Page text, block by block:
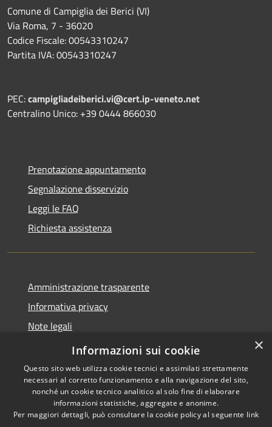
Comune di Campiglia dei Berici (VI)
Via Roma, 7 - 36020
Codice Fiscale: 00543310247
Partita IVA: 00543310247
PEC:campigliadeiberici.vi@cert.ip-veneto.net
Centralino Unico: +39 0444 866030
Prenotazione appuntamento
Segnalazione disservizio
Leggi le FAQ
Richiesta assistenza
Amministrazione trasparente
Informativa privacy
Note legali
Dichiarazione di accessibilità
Accessibilità
Copyright © 2026 • Comune di
Campiglia dei Berici • Powered
×
Informazioni sui cookie
Questo sito web utilizza cookie tecnici e assimilati strettamente
necessari al corretto funzionamento e alla navigazione del sito,
nonché un cookie tecnico analitico al solo fine di elaborare
informazioni statistiche, aggregate e anonime.
Per maggiori dettagli, può consultare la cookie policy al seguente link